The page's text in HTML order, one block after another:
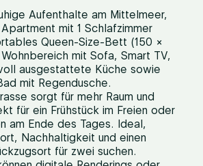
Aufenthalte am Mittelmeer,
mit 1 Schlafzimmer
Queen-Size-Bett (150 ×
mit Sofa, Smart TV,
ausgestattete Küche sowie
mit Regendusche.
sorgt für mehr Raum und
für ein Frühstück im Freien oder
am Ende des Tages. Ideal,
Nachhaltigkeit und einen
für zwei suchen.